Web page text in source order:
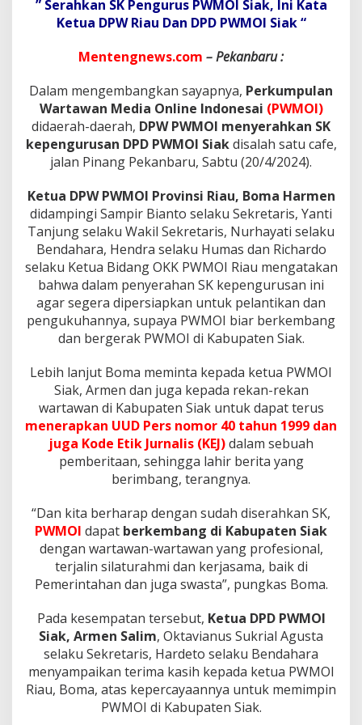
e
n
u
u
s
P
W
M
O
S
i
a
k
” Serahkan SK Pengurus PWMOI Siak, Ini Kata
Ketua DPW Riau Dan DPD PWMOI Siak “
Mentengnews.com – Pekanbaru :
Dalam mengembangkan sayapnya, Perkumpulan
Wartawan Media Online Indonesai (PWMOI)
didaerah-daerah, DPW PWMOI menyerahkan SK
kepengurusan DPD PWMOI Siakdisalah satu cafe,
jalan Pinang Pekanbaru, Sabtu (20/4/2024).
Ketua DPW PWMOI Provinsi Riau, Boma Harmen
didampingi Sampir Bianto selaku Sekretaris, Yanti
Tanjung selaku Wakil Sekretaris, Nurhayati selaku
Bendahara, Hendra selaku Humas dan Richardo
selaku Ketua Bidang OKK PWMOI Riau mengatakan
bahwa dalam penyerahan SK kepengurusan ini
agar segera dipersiapkan untuk pelantikan dan
pengukuhannya, supaya PWMOI biar berkembang
dan bergerak PWMOI di Kabupaten Siak.
Lebih lanjut Boma meminta kepada ketua PWMOI
Siak, Armen dan juga kepada rekan-rekan
wartawan di Kabupaten Siak untuk dapat terus
menerapkan UUD Pers nomor 40 tahun 1999 dan
juga Kode Etik Jurnalis (KEJ)dalam sebuah
pemberitaan, sehingga lahir berita yang
berimbang, terangnya.
“Dan kita berharap dengan sudah diserahkan SK,
PWMOI dapat berkembang di Kabupaten Siak
dengan wartawan-wartawan yang profesional,
terjalin silaturahmi dan kerjasama, baik di
Pemerintahan dan juga swasta”, pungkas Boma.
Pada kesempatan tersebut, Ketua DPD PWMOI
Siak, Armen Salim, Oktavianus Sukrial Agusta
selaku Sekretaris, Hardeto selaku Bendahara
menyampaikan terima kasih kepada ketua PWMOI
Riau, Boma, atas kepercayaannya untuk memimpin
PWMOI di Kabupaten Siak.